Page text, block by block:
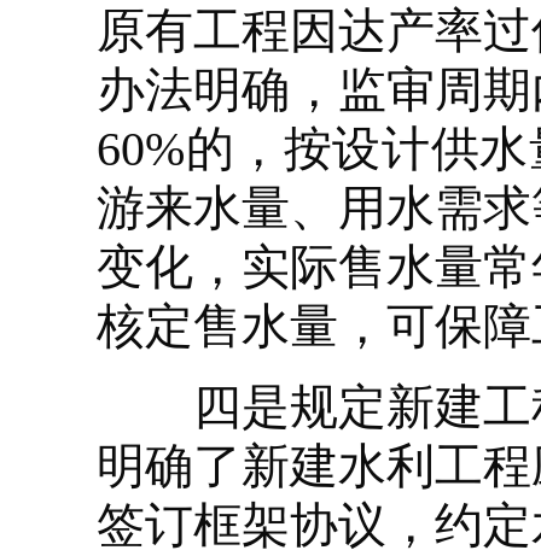
原有工程因达产率
办法明确，监审周
60%的，按设计供
游来水量、用水需
变化，实际售水量
核定售水量，可保
四是规定新建工
明确了新建水利工
签订框架协议，约